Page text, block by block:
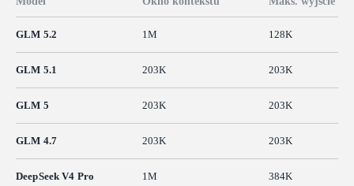
GLM 5.2 1M 128K
GLM 5.1 203K 203K
GLM 5 203K 203K
GLM 4.7 203K 203K
DeepSeek V4 Pro 1M 384K